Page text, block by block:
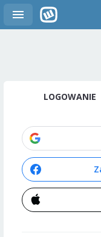
LOGOWANIE